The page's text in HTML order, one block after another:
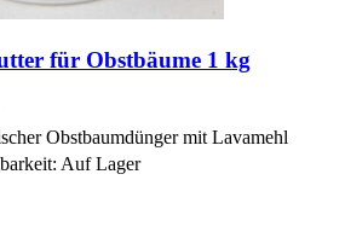
für Obstbäume 1 kg
Obstbaumdünger mit Lavamehl
Auf Lager